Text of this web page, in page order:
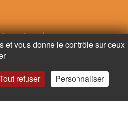
plus rien,
à notre newsletter
m’inscris
et vous donne le contrôle sur ceux
refuser Personnaliser